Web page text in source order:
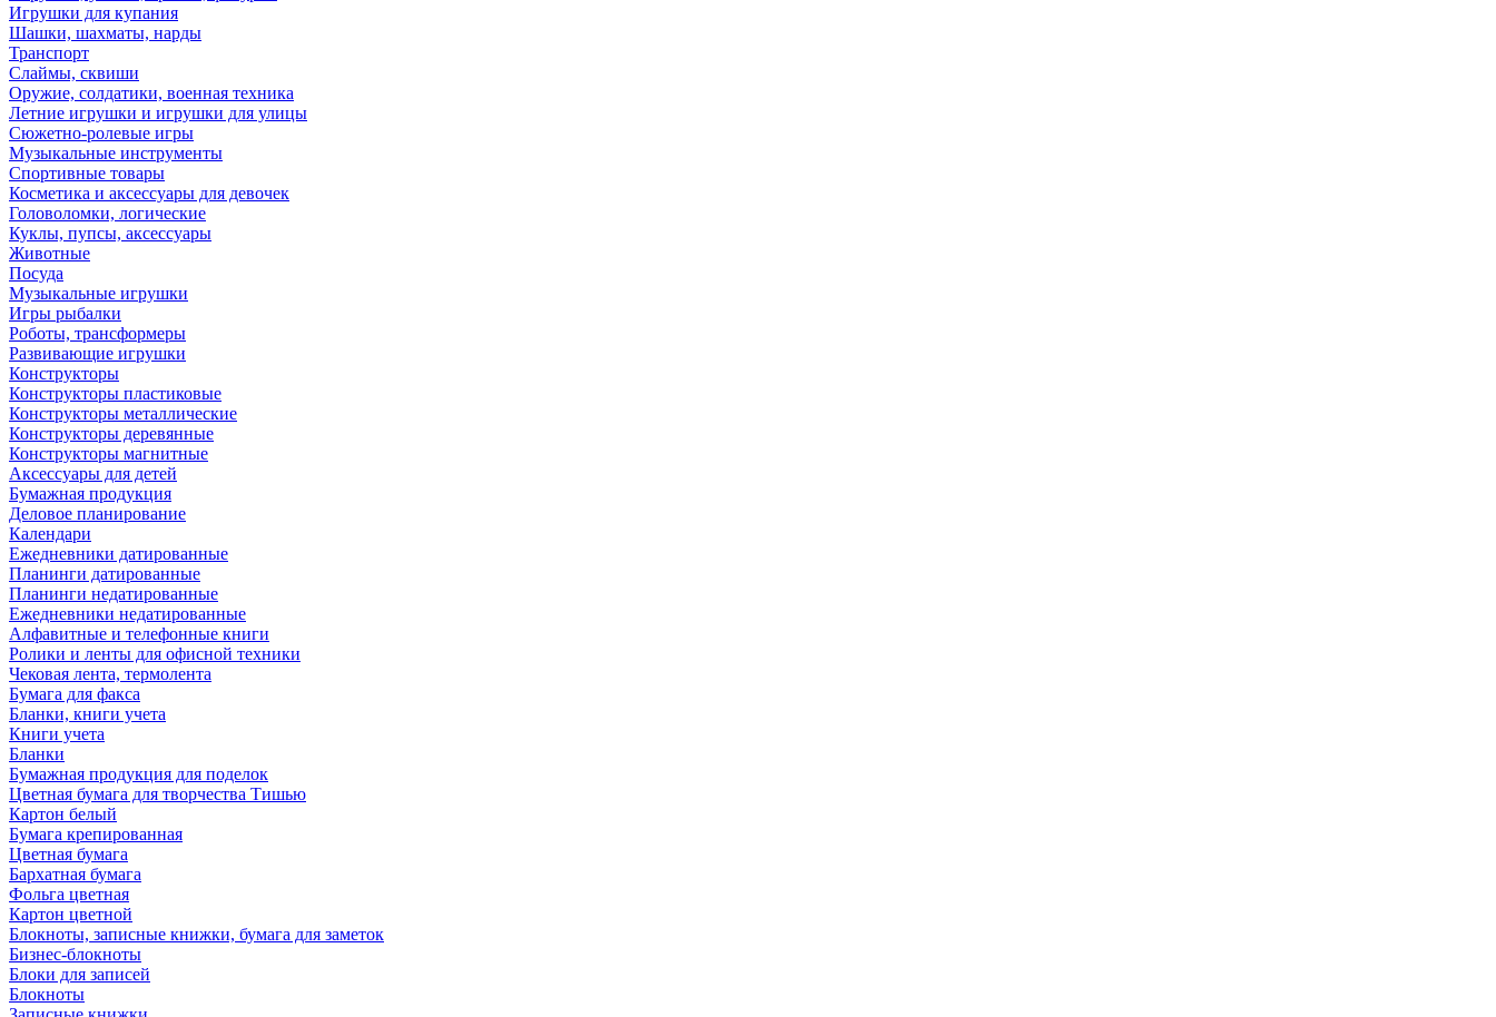
Игрушки для купания
Шашки, шахматы, нарды
Транспорт
Слаймы, сквиши
Оружие, солдатики, военная техника
Летние игрушки и игрушки для улицы
Сюжетно-ролевые игры
Музыкальные инструменты
Спортивные товары
Косметика и аксессуары для девочек
Головоломки, логические
Куклы, пупсы, аксессуары
Животные
Посуда
Музыкальные игрушки
Игры рыбалки
Роботы, трансформеры
Развивающие игрушки
Конструкторы
Конструкторы пластиковые
Конструкторы металлические
Конструкторы деревянные
Конструкторы магнитные
Аксессуары для детей
Бумажная продукция
Деловое планирование
Календари
Ежедневники датированные
Планинги датированные
Планинги недатированные
Ежедневники недатированные
Алфавитные и телефонные книги
Ролики и ленты для офисной техники
Чековая лента, термолента
Бумага для факса
Бланки, книги учета
Книги учета
Бланки
Бумажная продукция для поделок
Цветная бумага для творчества Тишью
Картон белый
Бумага крепированная
Цветная бумага
Бархатная бумага
Фольга цветная
Картон цветной
Блокноты, записные книжки, бумага для заметок
Бизнес-блокноты
Блоки для записей
Блокноты